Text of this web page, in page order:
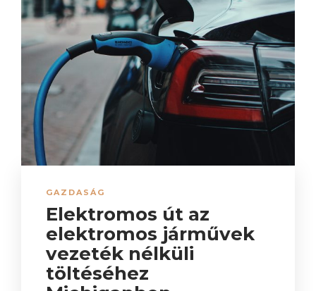
GAZDASÁG
Elektromos út az
elektromos járművek
vezeték nélküli
töltéséhez